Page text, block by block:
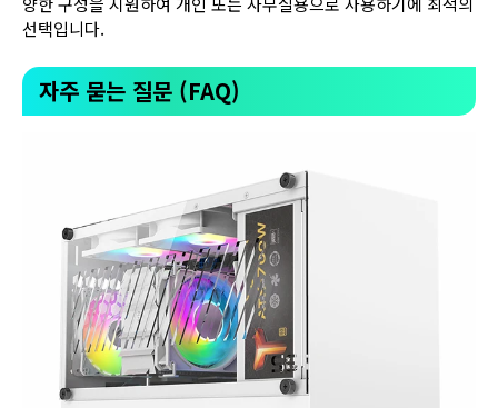
선택입니다.
자주 묻는 질문 (FAQ)